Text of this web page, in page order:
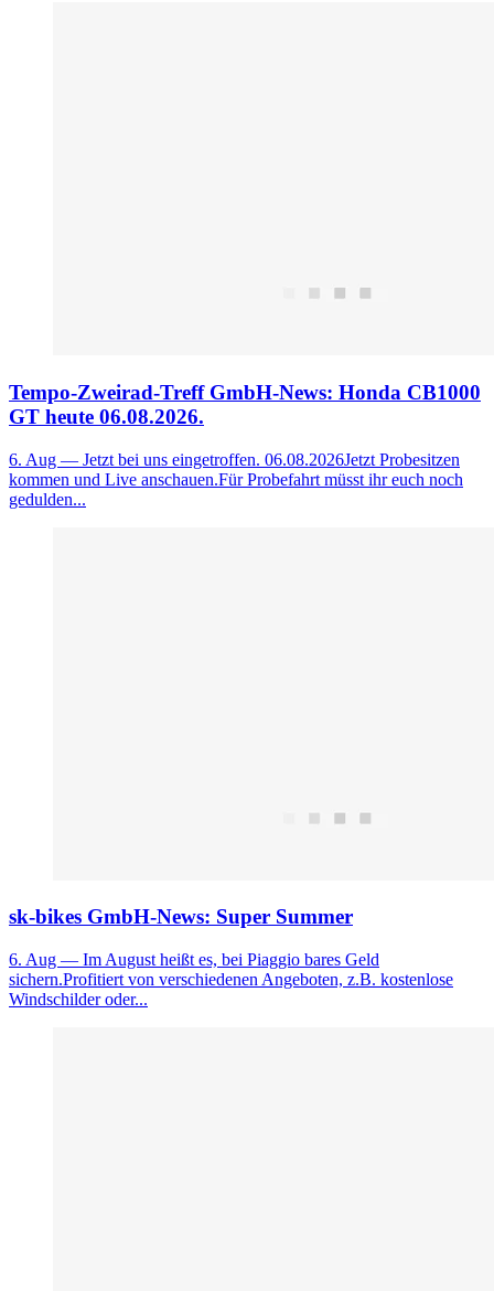
Tempo-Zweirad-Treff GmbH-News: Honda CB1000
GT heute 06.08.2026.
6. Aug — Jetzt bei uns eingetroffen. 06.08.2026Jetzt Probesitzen
kommen und Live anschauen.Für Probefahrt müsst ihr euch noch
gedulden...
sk-bikes GmbH-News: Super Summer
6. Aug — Im August heißt es, bei Piaggio bares Geld
sichern.Profitiert von verschiedenen Angeboten, z.B. kostenlose
Windschilder oder...